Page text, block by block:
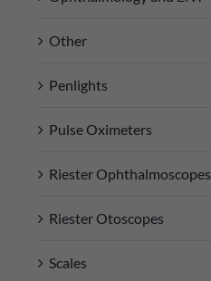
Other
Penlights
Pulse Oximeters
Riester Ophthalmoscopes
Riester Otoscopes
Scales